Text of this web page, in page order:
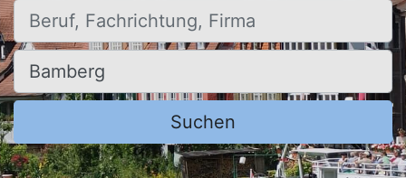
Beruf, Fachrichtung, Firma
Ort, Stadt
Suchen